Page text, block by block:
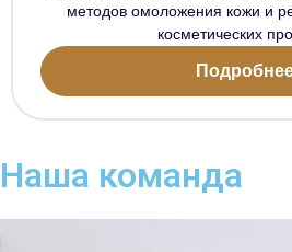
методов омоложения кожи и
косметических
Наша команда